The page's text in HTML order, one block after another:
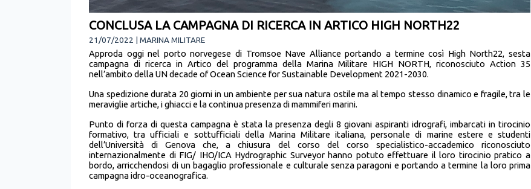
CONCLUSA LA CAMPAGNA DI RICERCA IN ARTICO HIGH NORTH22
21/07/2022 | MARINA MILITARE
Approda oggi nel porto norvegese di Tromsoe Nave Alliance portando a termine così High North22, sesta
campagna di ricerca in Artico del programma della Marina Militare HIGH NORTH, riconosciuto Action 35
nell’ambito della UN decade of Ocean Science for Sustainable Development 2021-2030.
Una spedizione durata 20 giorni in un ambiente per sua natura ostile ma al tempo stesso dinamico e fragile, tra le
meraviglie artiche, i ghiacci e la continua presenza di mammiferi marini.
Punto di forza di questa campagna è stata la presenza degli 8 giovani aspiranti idrografi, imbarcati in tirocinio
formativo, tra ufficiali e sottufficiali della Marina Militare italiana, personale di marine estere e studenti
dell’Università di Genova che, a chiusura del corso del corso specialistico-accademico riconosciuto
internazionalmente di FIG/ IHO/ICA Hydrographic Surveyor hanno potuto effettuare il loro tirocinio pratico a
bordo, arricchendosi di un bagaglio professionale e culturale senza paragoni e portando a termine la loro prima
campagna idro-oceanografica.